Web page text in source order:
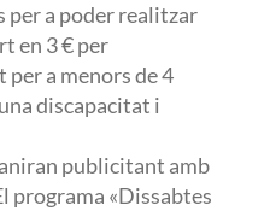
per a poder realitzar
en 3 € per
a menors de 4
discapacitat i
publicitant amb
programa «Dissabtes